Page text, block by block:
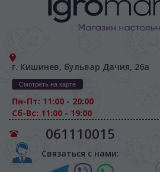
г. Кишинев, бульвар Дачия, 26а
Смотреть на карте
Пн-Пт: 11:00 - 20:00
Сб-Вс: 11:00 - 19:00
061110015
Связаться с нами: